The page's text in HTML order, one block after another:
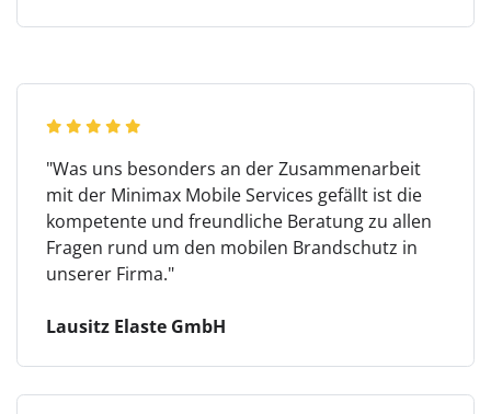
"Was uns besonders an der Zusammenarbeit
mit der Minimax Mobile Services gefällt ist die
kompetente und freundliche Beratung zu allen
Fragen rund um den mobilen Brandschutz in
unserer Firma."
Lausitz Elaste GmbH